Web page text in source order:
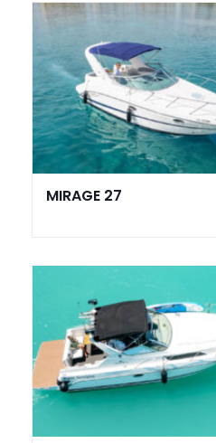
MIRAGE 27